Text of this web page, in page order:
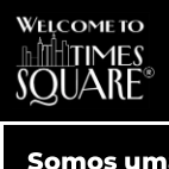
Somos